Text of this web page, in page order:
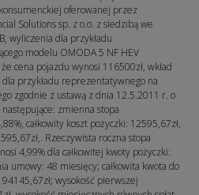
oferowanej przez
Solutions sp. z o.o. z siedzibą we
wyliczenia dla przykładu
modelu OMODA 5 NF HEV
cena pojazdu wynosi 116500zł, wkład
dla przykładu reprezentatywnego na
zgodnie z ustawą z dnia 12.5.2011 r. o
zmienna stopa
całkowity koszt pożyczki: 12595,67zł,
Rzeczywista roczna stopa
4,99% dla całkowitej kwoty pożyczki:
umowy: 48 miesięcy; całkowita kwota do
wysokość pierwszej